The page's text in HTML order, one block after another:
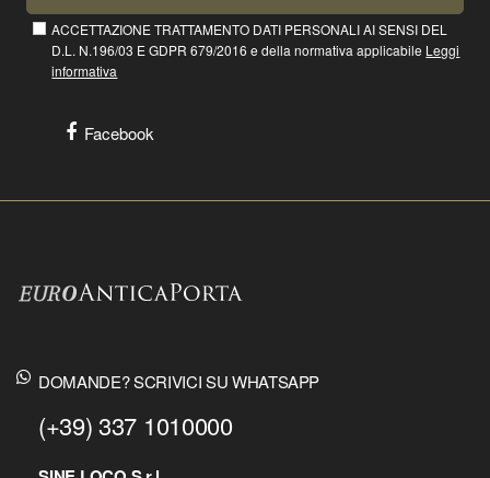
ACCETTAZIONE TRATTAMENTO DATI PERSONALI AI SENSI DEL
D.L. N.196/03 E GDPR 679/2016 e della normativa applicabile Leggi
informativa
Facebook
DOMANDE? SCRIVICI SU WHATSAPP
(+39) 337 1010000